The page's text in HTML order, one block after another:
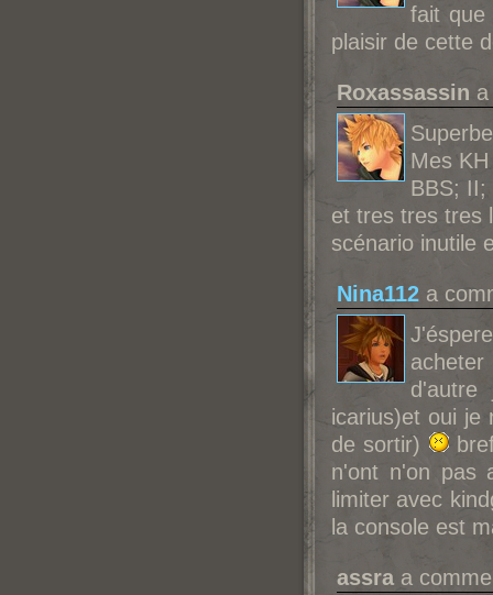
fait
plaisir de cette
Roxassassin
Mes
BBS; II;
et tres tres tres
scénario inutile
Nina112 a
icarius)et oui je
de sortir)
n'ont n'on pas
limiter avec
la console est
assra a